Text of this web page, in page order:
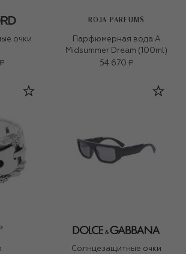
очки
ROJA PARFUMS
Парфюмерная вода A
Midsummer Dream (100ml)
54 670 ₽
Солнцезащитные очки